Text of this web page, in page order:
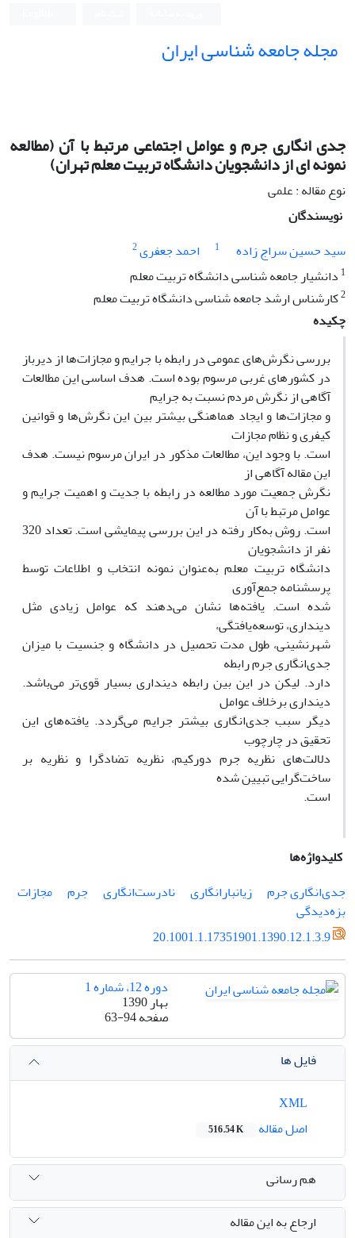
مجله جامعه شناسی ایران
جدى انگارى جرم و عوامل اجتماعى مرتبط با آن (مطالعه
نمونه اى از دانشجویان دانشگاه تربیت معلم تهران)
نوع مقاله : علمی
نویسندگان
سید حسین سراج زاده
1 احمد جعفرى2
1 دانشیار جامعه شناسى دانشگاه تربیت معلم
2کارشناس ارشد جامعه شناسى دانشگاه تربیت معلم
چکیده
بررسى نگرش‌هاى عمومى در رابطه با جرایم و مجازات‌ها از دیرباز
در کشورهاى غربى مرسوم بوده است. هدف اساسى این مطالعات
آگاهى از نگرش مردم نسبت به جرایم
و مجازات‌ها و ایجاد هماهنگى بیشتر بین این نگرش‌ها و قوانین
کیفرى و نظام مجازات
است. با وجود این، مطالعات مذکور در ایران مرسوم نیست. هدف
این مقاله آگاهى از
نگرش جمعیت مورد مطالعه در رابطه با جدیت و اهمیت جرایم و
عوامل مرتبط با آن
است. روش به‌کار رفته در این بررسى پیمایشى است. تعداد 320
نفر از دانشجویان
دانشگاه تربیت معلم به‌عنوان نمونه انتخاب و اطلاعات توسط
پرسشنامه جمع‌آورى
شده است. یافته‌ها نشان مى‌دهند که عوامل زیادى مثل
دیندارى، توسعه‌یافتگى،
شهرنشینى، طول مدت تحصیل در دانشگاه و جنسیت با میزان
جدى‌انگارى جرم رابطه
دارد. لیکن در این بین رابطه دیندارى بسیار قوى‌تر مى‌باشد.
دیندارى برخلاف عوامل
دیگر سبب جدى‌انگارى بیشتر جرایم مى‌گردد. یافته‌هاى این
تحقیق در چارچوب
دلالت‌هاى نظریه جرم دورکیم، نظریه تضادگرا و نظریه بر
ساخت‌گرایى تبیین شده
است.
کلیدواژه‌ها
جدى‌انگارى جرم
زیانبارانگارى نادرست‌انگارى جرم
مجازات
بزه‌دیدگى
20.1001.1.17351901.1390.12.1.3.9
دوره 12، شماره 1
بهار 1390
صفحه63-94
فایل ها
اصل مقاله
516.54 K
هم رسانی
ارجاع به این مقاله